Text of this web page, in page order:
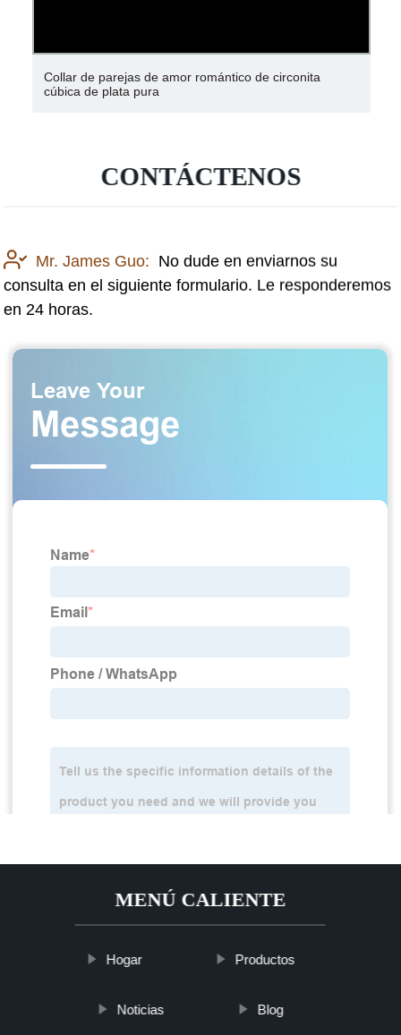
Collar de parejas de amor romántico de circonita
cúbica de plata pura
CONTÁCTENOS
Mr. James Guo: No dude en enviarnos su
consulta en el siguiente formulario. Le responderemos
en 24 horas.
MENÚ CALIENTE
Hogar Productos
Noticias Blog